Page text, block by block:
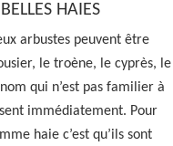
HAIES
arbustes peuvent être
le troène, le cyprès, le
qui n’est pas familier à
immédiatement. Pour
haie c’est qu’ils sont